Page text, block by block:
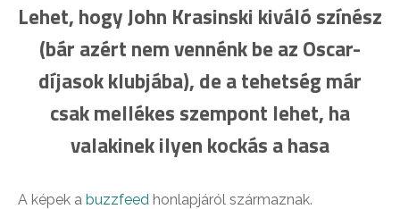
Lehet, hogy John Krasinski kiváló színész
(bár azért nem vennénk be az Oscar-
díjasok klubjába), de a tehetség már
csak mellékes szempont lehet, ha
valakinek ilyen kockás a hasa
A képek a buzzfeed honlapjáról származnak.